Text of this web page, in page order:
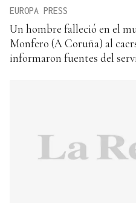
EUROPA PRESS
Un hombre falleció en el
Monfero (A Coruña) al
informaron fuentes del